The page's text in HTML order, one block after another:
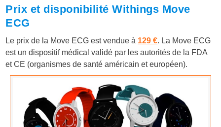
Prix et disponibilité Withings Move
ECG
Le prix de la Move ECG est vendue à 129 €. La Move ECG
est un dispositif médical validé par les autorités de la FDA
et CE (organismes de santé américain et européen).